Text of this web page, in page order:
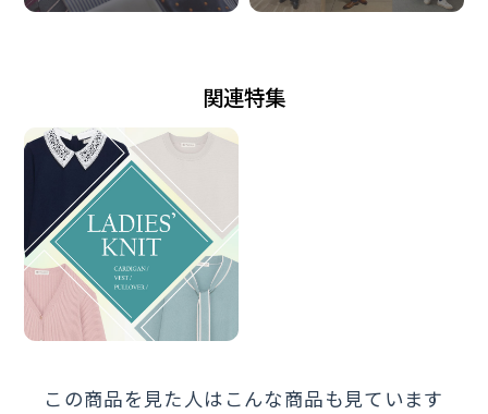
2026年1月29日
この商品に対するお問い合わせ
関連特集
この商品を見た人はこんな商品も見ています